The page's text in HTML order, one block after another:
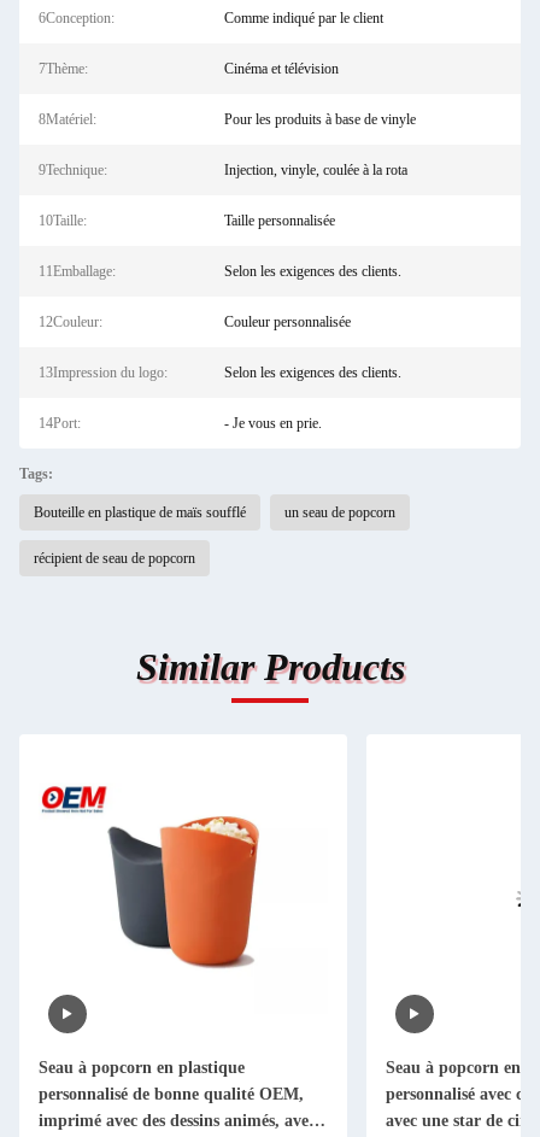
6Conception: Comme indiqué par le client
7Thème: Cinéma et télévision
8Matériel: Pour les produits à base de vinyle
9Technique: Injection, vinyle, coulée à la rota
10Taille: Taille personnalisée
11Emballage: Selon les exigences des clients.
12Couleur: Couleur personnalisée
13Impression du logo: Selon les exigences des clients.
14Port: - Je vous en prie.
Tags:
Bouteille en plastique de maïs soufflé un seau de popcorn
récipient de seau de popcorn
Similar Products
Seau à popcorn en plastique
personnalisé de bonne qualité OEM,
imprimé avec des dessins animés, avec
Seau à popcorn en
personnalisé avec
avec une star de